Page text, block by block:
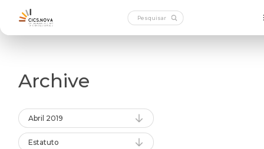
Archive
Abril 2019
Estatuto